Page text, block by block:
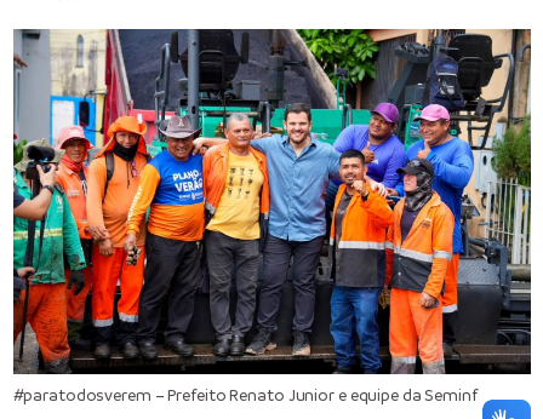
#paratodosverem – Prefeito Renato Junior e equipe da Seminf